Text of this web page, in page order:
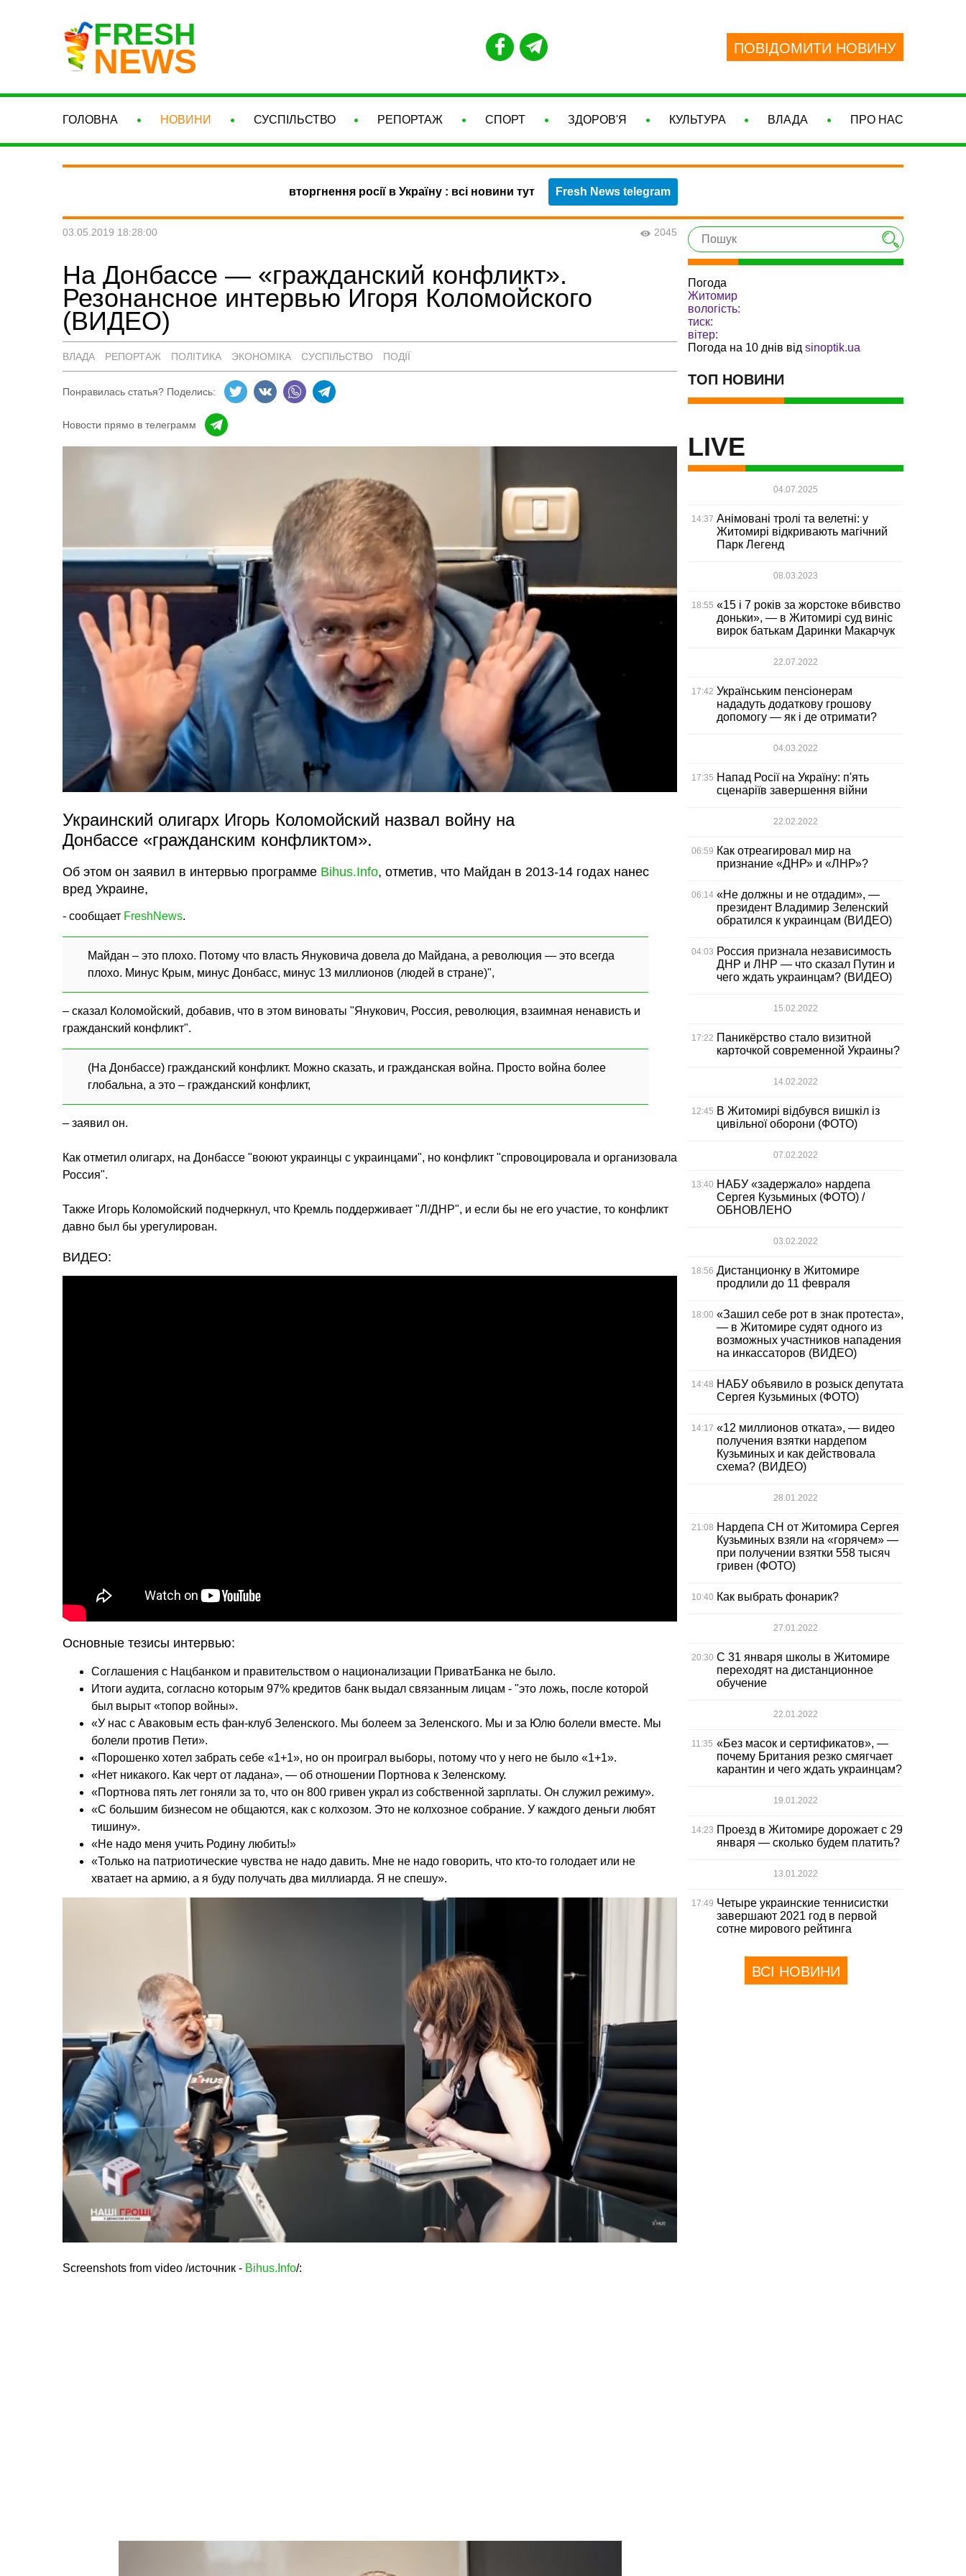
FRESH
NEWS ПОВІДОМИТИ НОВИНУ
ГОЛОВНА НОВИНИ СУСПІЛЬСТВО РЕПОРТАЖ СПОРТ ЗДОРОВ'Я КУЛЬТУРА ВЛАДА ПРО НАС
вторгнення росії в Україну : всі новини тут Fresh News telegram
03.05.2019 18:28:00 2045
На Донбассе — «гражданский конфликт».
Резонансное интервью Игоря Коломойского
(ВИДЕО)
ВЛАДА РЕПОРТАЖ ПОЛІТИКА ЭКОНОМІКА СУСПІЛЬСТВО ПОДІЇ
Понравилась статья? Поделись:
Новости прямо в телеграмм
Украинский олигарх Игорь Коломойский назвал войну на
Донбассе «гражданским конфликтом».
Об этом он заявил в интервью программе Bihus.Info, отметив, что Майдан в 2013-14 годах нанес
вред Украине,
- сообщает FreshNews.
Майдан – это плохо. Потому что власть Януковича довела до Майдана, а революция — это всегда
плохо. Минус Крым, минус Донбасс, минус 13 миллионов (людей в стране)",
– сказал Коломойский, добавив, что в этом виноваты "Янукович, Россия, революция, взаимная ненависть и
гражданский конфликт".
(На Донбассе) гражданский конфликт. Можно сказать, и гражданская война. Просто война более
глобальна, а это – гражданский конфликт,
– заявил он.
Как отметил олигарх, на Донбассе "воюют украинцы с украинцами", но конфликт "спровоцировала и организовала
Россия".
Также Игорь Коломойский подчеркнул, что Кремль поддерживает "Л/ДНР", и если бы не его участие, то конфликт
давно был бы урегулирован.
ВИДЕО:
Основные тезисы интервью:
Соглашения с Нацбанком и правительством о национализации ПриватБанка не было.
Итоги аудита, согласно которым 97% кредитов банк выдал связанным лицам - "это ложь, после которой
был вырыт «топор войны».
«У нас с Аваковым есть фан-клуб Зеленского. Мы болеем за Зеленского. Мы и за Юлю болели вместе. Мы
болели против Пети».
«Порошенко хотел забрать себе «1+1», но он проиграл выборы, потому что у него не было «1+1».
«Нет никакого. Как черт от ладана», — об отношении Портнова к Зеленскому.
«Портнова пять лет гоняли за то, что он 800 гривен украл из собственной зарплаты. Он служил режиму».
«С большим бизнесом не общаются, как с колхозом. Это не колхозное собрание. У каждого деньги любят
тишину».
«Не надо меня учить Родину любить!»
«Только на патриотические чувства не надо давить. Мне не надо говорить, что кто-то голодает или не
хватает на армию, а я буду получать два миллиарда. Я не спешу».
Screenshots from video /источник - Bihus.Info/:
Погода
Житомир
вологість:
тиск:
вітер:
Погода на 10 днів від sinoptik.ua
ТОП НОВИНИ
LIVE
04.07.2025
14:37 Анімовані тролі та велетні: у
Житомирі відкривають магічний
Парк Легенд
08.03.2023
18:55 «15 і 7 років за жорстоке вбивство
доньки», — в Житомирі суд виніс
вирок батькам Даринки Макарчук
22.07.2022
17:42 Українським пенсіонерам
нададуть додаткову грошову
допомогу — як і де отримати?
04.03.2022
17:35 Напад Росії на Україну: п'ять
сценаріїв завершення війни
22.02.2022
06:59 Как отреагировал мир на
признание «ДНР» и «ЛНР»?
06:14 «Не должны и не отдадим», —
президент Владимир Зеленский
обратился к украинцам (ВИДЕО)
04:03 Россия признала независимость
ДНР и ЛНР — что сказал Путин и
чего ждать украинцам? (ВИДЕО)
15.02.2022
17:22 Паникёрство стало визитной
карточкой современной Украины?
14.02.2022
12:45 В Житомирі відбувся вишкіл із
цивільної оборони (ФОТО)
07.02.2022
13:40 НАБУ «задержало» нардепа
Сергея Кузьминых (ФОТО) /
ОБНОВЛЕНО
03.02.2022
18:56 Дистанционку в Житомире
продлили до 11 февраля
18:00 «Зашил себе рот в знак протеста»,
— в Житомире судят одного из
возможных участников нападения
на инкассаторов (ВИДЕО)
14:48 НАБУ объявило в розыск депутата
Сергея Кузьминых (ФОТО)
14:17 «12 миллионов отката», — видео
получения взятки нардепом
Кузьминых и как действовала
схема? (ВИДЕО)
28.01.2022
21:08 Нардепа СН от Житомира Сергея
Кузьминых взяли на «горячем» —
при получении взятки 558 тысяч
гривен (ФОТО)
10:40 Как выбрать фонарик?
27.01.2022
20:30 С 31 января школы в Житомире
переходят на дистанционное
обучение
22.01.2022
11:35 «Без масок и сертификатов», —
почему Британия резко смягчает
карантин и чего ждать украинцам?
19.01.2022
14:23 Проезд в Житомире дорожает с 29
января — сколько будем платить?
13.01.2022
17:49 Четыре украинские теннисистки
завершают 2021 год в первой
сотне мирового рейтинга
ВСІ НОВИНИ